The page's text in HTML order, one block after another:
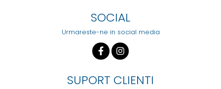
SOCIAL
Urmareste-ne in social media
SUPORT CLIENTI